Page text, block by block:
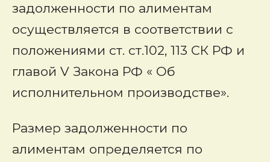
задолженности по алиментам
осуществляется в соответствии с
положениями ст. ст.102, 113 СК РФ и
главой V Закона РФ « Об
исполнительном производстве».
Размер задолженности по
алиментам определяется по